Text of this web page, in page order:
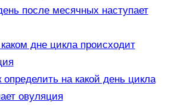
после месячных наступает
дне цикла происходит
на какой день цикла
овуляция